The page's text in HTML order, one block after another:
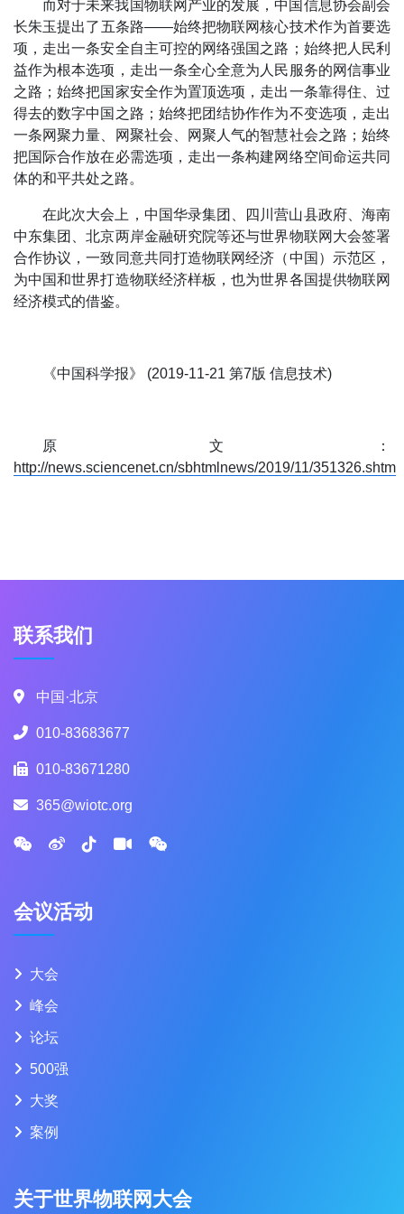
而对于未来我国物联网产业的发展，中国信息协会副会
长朱玉提出了五条路——始终把物联网核心技术作为首要选
项，走出一条安全自主可控的网络强国之路；始终把人民利
益作为根本选项，走出一条全心全意为人民服务的网信事业
之路；始终把国家安全作为置顶选项，走出一条靠得住、过
得去的数字中国之路；始终把团结协作作为不变选项，走出
一条网聚力量、网聚社会、网聚人气的智慧社会之路；始终
把国际合作放在必需选项，走出一条构建网络空间命运共同
体的和平共处之路。
在此次大会上，中国华录集团、四川营山县政府、海南
中东集团、北京两岸金融研究院等还与世界物联网大会签署
合作协议，一致同意共同打造物联网经济（中国）示范区，
为中国和世界打造物联经济样板，也为世界各国提供物联网
经济模式的借鉴。
《中国科学报》 (2019-11-21 第7版 信息技术)
原文：
http://news.sciencenet.cn/sbhtmlnews/2019/11/351326.shtm
联系我们
中国·北京
010-83683677
010-83671280
365@wiotc.org
会议活动
大会
峰会
论坛
500强
大奖
案例
关于世界物联网大会